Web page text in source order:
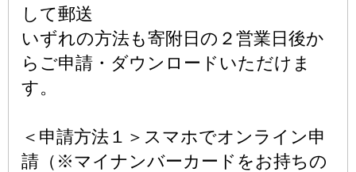
して郵送
いずれの方法も寄附日の２営業日後か
らご申請・ダウンロードいただけま
す。
＜申請方法１＞スマホでオンライン申
請（※マイナンバーカードをお持ちの